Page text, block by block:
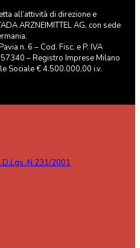
all’attività di direzione e
ARZNEIMITTEL AG, con sede
n. 6 – Cod. Fisc. e P. IVA
– Registro Imprese Milano
Sociale € 4.500.000,00 i.v.
N.231/2001